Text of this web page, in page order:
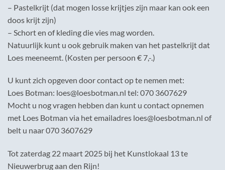
– Pastelkrijt (dat mogen losse krijtjes zijn maar kan ook een
doos krijt zijn)
– Schort en of kleding die vies mag worden.
Natuurlijk kunt u ook gebruik maken van het pastelkrijt dat
Loes meeneemt. (Kosten per persoon € 7,-.)
U kunt zich opgeven door contact op te nemen met:
Loes Botman: loes@loesbotman.nl tel: 070 3607629
Mocht u nog vragen hebben dan kunt u contact opnemen
met Loes Botman via het emailadres loes@loesbotman.nl of
belt u naar 070 3607629
Tot zaterdag 22 maart 2025 bij het Kunstlokaal 13 te
Nieuwerbrug aan den Rijn!